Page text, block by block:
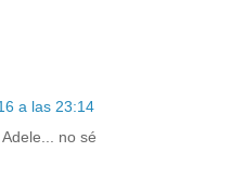
a las 23:14
no sé